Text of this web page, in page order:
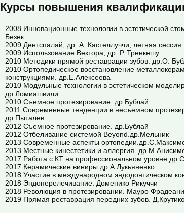
2008 Инновационные технологии в эстетической
Безек
2009 Дентспалай, др. А. Кастеллуччи, летняя сессия
2009 Использование Вектора, др. Р. Тренкешу
2010 Методики прямой реставрации зубов. др.О.
2010 Ортопедическое восстановление
конструкциями. др.Е.Алексеева
2010 Модульные технологии в эстетическом
др.Ломиашвили
2010 Съемное протезирование. др.Бублай
2011 Современные тенденции в несъемном
др.Пыталев
2012 Съемное протезирование. др.Бублай
2012 Отбеливание системой Beyond.др.Мельник
2013 Современные аспекты
2013 Местные кинестетики и аллергия.
2017 Работа с КТ на профессиональном
2017 Керамические виниры.др.А.Лукьяненко
2018 Участие в международном эндодонтическом
2018 Эндоперелечивание. Доменико Рикуччи
2018 Революция в протезировании. Мауро Фрадеани
2019 Прямая реставрация передних зубов.
Курсы повышения